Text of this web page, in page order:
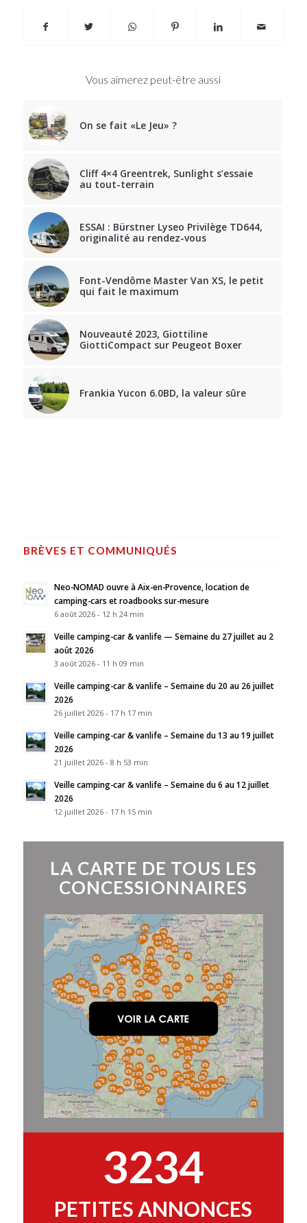
Vous aimerez peut-être aussi
On se fait «Le Jeu» ?
Cliff 4×4 Greentrek, Sunlight s’essaie
au tout-terrain
ESSAI : Bürstner Lyseo Privilège TD644,
originalité au rendez-vous
Font-Vendôme Master Van XS, le petit
qui fait le maximum
Nouveauté 2023, Giottiline
GiottiCompact sur Peugeot Boxer
Frankia Yucon 6.0BD, la valeur sûre
BRÈVES ET COMMUNIQUÉS
Neo-NOMAD ouvre à Aix-en-Provence, location de
camping-cars et roadbooks sur-mesure
6 août 2026 - 12 h 24 min
Veille camping-car & vanlife — Semaine du 27 juillet au 2
août 2026
3 août 2026 - 11 h 09 min
Veille camping-car & vanlife – Semaine du 20 au 26 juillet
2026
26 juillet 2026 - 17 h 17 min
Veille camping-car & vanlife – Semaine du 13 au 19 juillet
2026
21 juillet 2026 - 8 h 53 min
Veille camping-car & vanlife – Semaine du 6 au 12 juillet
2026
12 juillet 2026 - 17 h 15 min
LA CARTE DE TOUS LES
CONCESSIONNAIRES
3234
PETITES ANNONCES